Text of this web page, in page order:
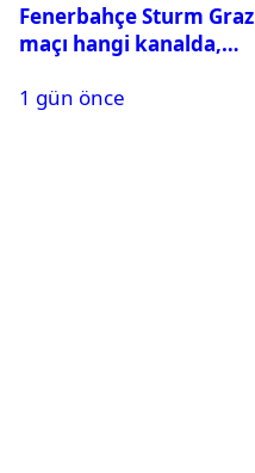
Fenerbahçe Sturm Graz
maçı hangi kanalda,
1 gün önce